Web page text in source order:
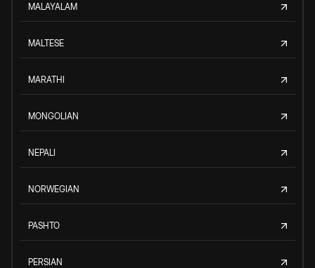
MALAYALAM
MALTESE
MARATHI
MONGOLIAN
NEPALI
NORWEGIAN
PASHTO
PERSIAN